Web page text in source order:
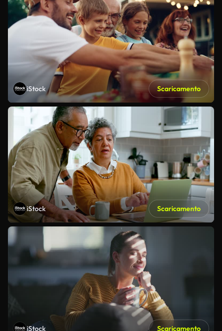
iStock Scaricamento
iStock Scaricamento
iStock Scaricamento